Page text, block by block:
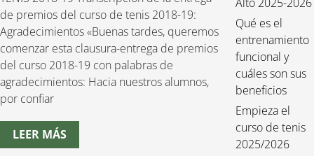
de premios del curso de tenis 2018-19:
Agradecimientos «Buenas tardes, queremos
comenzar esta clausura-entrega de premios
del curso 2018-19 con palabras de
agradecimientos: Hacia nuestros alumnos,
por confiar
LEER MÁS
Qué es el
entrenamiento
funcional y
cuáles son sus
beneficios
Empieza el
curso de tenis
2025/2026